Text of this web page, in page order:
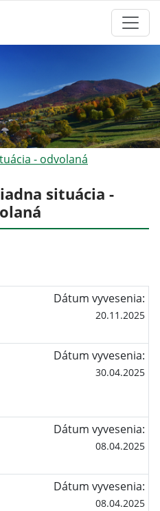
- odvolaná
situácia -
Dátum vyvesenia:
20.11.2025
Dátum vyvesenia:
30.04.2025
Dátum vyvesenia:
08.04.2025
Dátum vyvesenia:
08.04.2025